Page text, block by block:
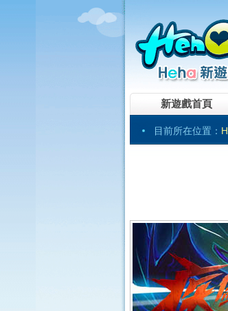
新遊戲首頁
目前所在位置：